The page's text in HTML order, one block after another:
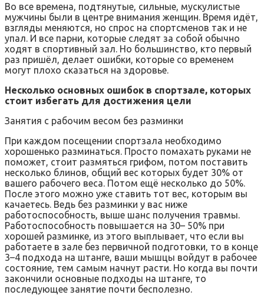
Во все времена, подтянутые, сильные, мускулистые
мужчины были в центре внимания женщин. Время идёт,
взгляды меняются, но спрос на спортсменов так и не
упал. И все парни, которые следят за собой обычно
ходят в спортивный зал. Но большинство, кто первый
раз пришёл, делает ошибки, которые со временем
могут плохо сказаться на здоровье.
Несколько основных ошибок в спортзале, которых
стоит избегать для достижения цели
Занятия с рабочим весом без разминки
При каждом посещении спортзала необходимо
хорошенько разминаться. Просто помахать руками не
поможет, стоит размяться грифом, потом поставить
несколько блинов, общий вес которых будет 30% от
вашего рабочего веса. Потом ещё несколько до 50%.
После этого можно уже ставить тот вес, которым вы
качаетесь. Ведь без разминки у вас ниже
работоспособность, выше шанс получения травмы.
Работоспособность повышается на 30– 50% при
хорошей разминке, из этого выплывает, что если вы
работаете в зале без первичной подготовки, то в конце
3–4 подхода на штанге, ваши мышцы войдут в рабочее
состояние, тем самым начнут расти. Но когда вы почти
закончили основные подходы на штанге, то
последующее занятие почти бесполезно.